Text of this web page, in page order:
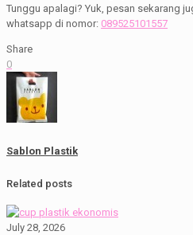
Tunggu apalagi? Yuk, pesan sekarang
whatsapp di nomor: 089525101557
Share
0
Sablon Plastik
Related posts
July 28, 2026